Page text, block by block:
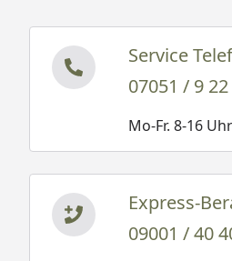
Service
07051 / 9
Mo-Fr. 8-16 Uhr
Express-
09001 / 40